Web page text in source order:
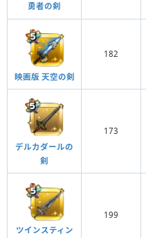
勇者の剣
映画版 天空の剣
182
デルカダールの
剣
173
ツインスティン
199